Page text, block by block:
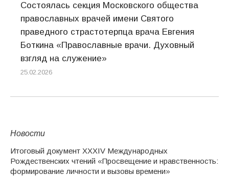
Состоялась секция Московского общества
православных врачей имени Святого
праведного страстотерпца врача Евгения
Боткина «Православные врачи. Духовный
взгляд на служение»
25.02.2026
Новости
Итоговый документ XXХIV Международных
Рождественских чтений «Просвещение и нравственность:
формирование личности и вызовы времени»